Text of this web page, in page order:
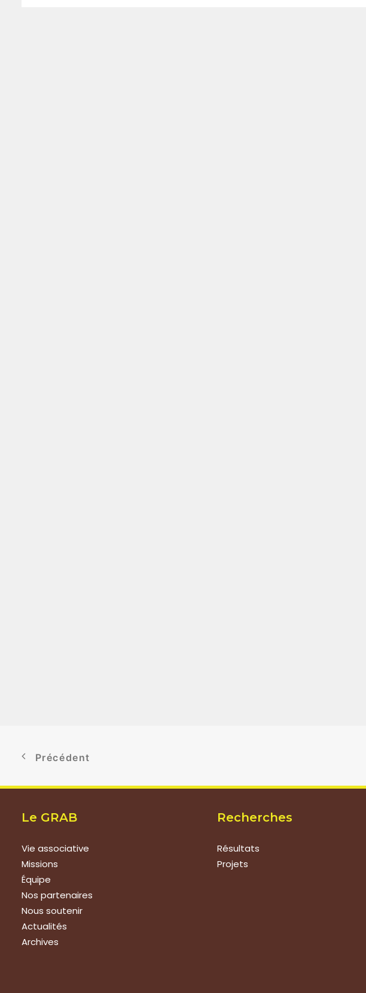
Précédent
Le GRAB
Vie associative
Missions
Équipe
Nos partenaires
Nous soutenir
Actualités
Archives
Recherches
Résultats
Projets